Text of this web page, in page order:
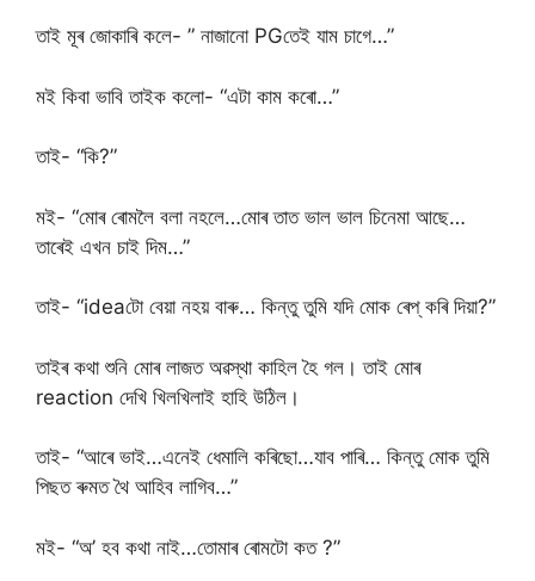
তাই মূৰ জোকাৰি কলে- ” নাজানো PGতেই যাম চাগে…”
মই কিবা ভাবি তাইক কলো- “এটা কাম কৰো…”
তাই- “কি?”
মই- “মোৰ ৰোমলৈ বলা নহলে…মোৰ তাত ভাল ভাল চিনেমা আছে…
তাৰেই এখন চাই দিম…”
তাই- “ideaটো বেয়া নহয় বাৰু… কিন্তু তুমি যদি মোক ৰেপ্‌ কৰি দিয়া?”
তাইৰ কথা শুনি মোৰ লাজত অৱস্থা কাহিল হৈ গল। তাই মোৰ
reaction দেখি খিলখিলাই হাহি উঠিল।
তাই- “আৰে ভাই…এনেই ধেমালি কৰিছো…যাব পাৰি… কিন্তু মোক তুমি
পিছত ৰুমত থৈ আহিব লাগিব…”
মই- “অ’ হব কথা নাই…তোমাৰ ৰোমটো কত ?”